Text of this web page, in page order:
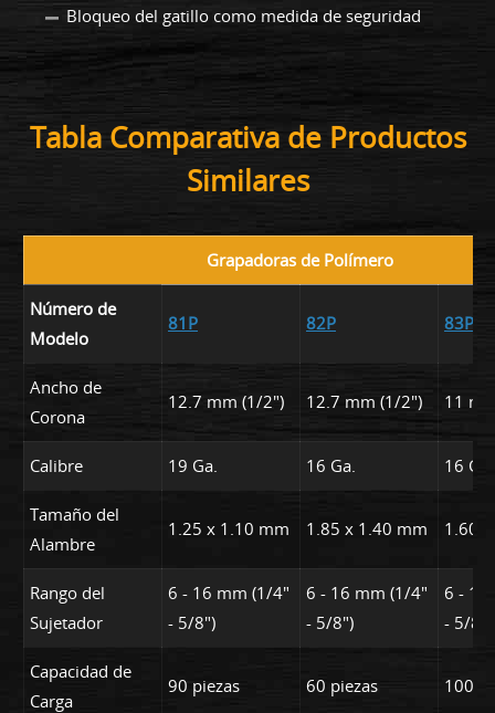
Bloqueo del gatillo como medida de seguridad
Tabla Comparativa de Productos
Similares
Grapadoras de Polímero
Número de
Modelo
81P 82P 83P
Ancho de
Corona
12.7 mm (1/2") 12.7 mm (1/2") 11
Calibre 19 Ga. 16 Ga. 16 Ga.
Tamaño del
Alambre
1.25 x 1.10 mm 1.85 x 1.40 mm 1.60
Rango del
Sujetador
6 - 16 mm (1/4"
- 5/8")
6 - 16 mm (1/4"
- 5/8")
6 - 16
- 5/8")
Capacidad de
Carga
90 piezas 60 piezas 100